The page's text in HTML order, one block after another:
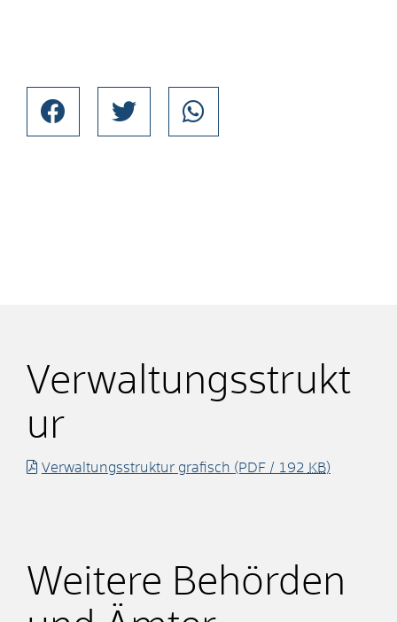
Verwaltungsstrukt
ur
Verwaltungsstruktur grafisch (PDF / 192 KB)
Weitere Behörden